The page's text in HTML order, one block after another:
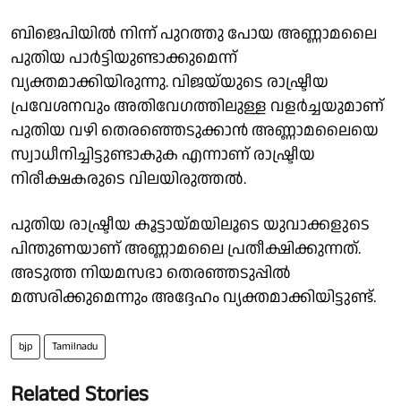
ബിജെപിയില്‍ നിന്ന് പുറത്തു പോയ അണ്ണാമലൈ
പുതിയ പാര്‍ട്ടിയുണ്ടാക്കുമെന്ന്
വ്യക്തമാക്കിയിരുന്നു. വിജയ്‌യുടെ രാഷ്ട്രീയ
പ്രവേശനവും അതിവേഗത്തിലുള്ള വളര്‍ച്ചയുമാണ്
പുതിയ വഴി തെരഞ്ഞെടുക്കാന്‍ അണ്ണാമലൈയെ
സ്വാധീനിച്ചിട്ടുണ്ടാകുക എന്നാണ് രാഷ്ട്രീയ
നിരീക്ഷകരുടെ വിലയിരുത്തല്‍.
പുതിയ രാഷ്ട്രീയ കൂട്ടായ്മയിലൂടെ യുവാക്കളുടെ
പിന്തുണയാണ് അണ്ണാമലൈ പ്രതീക്ഷിക്കുന്നത്.
അടുത്ത നിയമസഭാ തെരഞ്ഞടുപ്പില്‍
മത്സരിക്കുമെന്നും അദ്ദേഹം വ്യക്തമാക്കിയിട്ടുണ്ട്.
bjp Tamilnadu
Related Stories